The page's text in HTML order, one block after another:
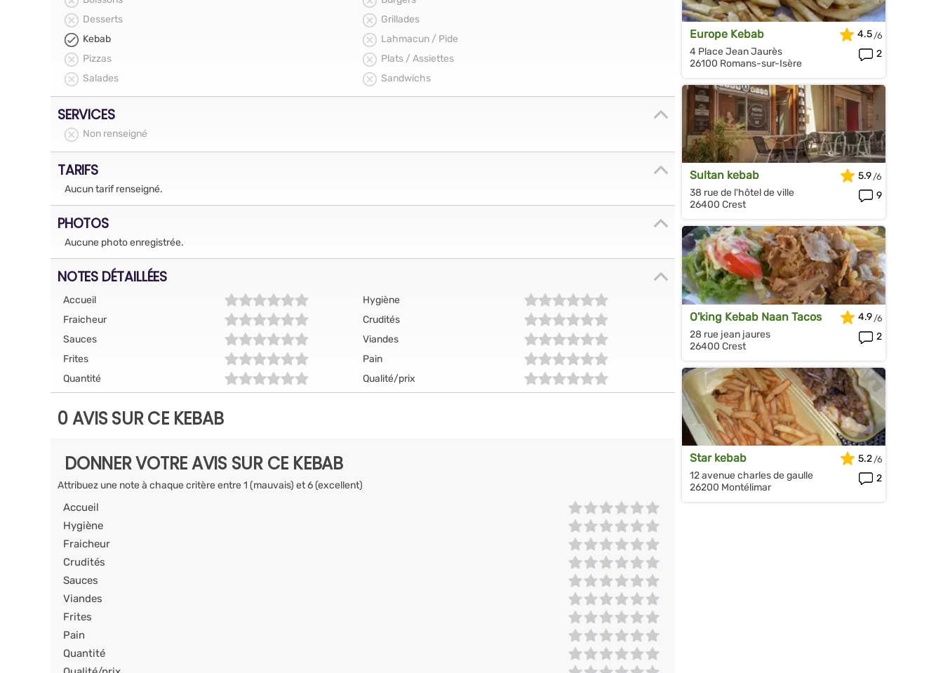
Desserts
Grillades
Kebab
Lahmacun / Pide
Pizzas
Plats / Assiettes
Salades
Sandwichs
SERVICES
Non renseigné
TARIFS
Aucun tarif renseigné.
PHOTOS
Aucune photo enregistrée.
NOTES DÉTAILLÉES
Accueil
Hygiène
Fraicheur
Crudités
Sauces
Viandes
Frites
Pain
Quantité
Qualité/prix
0 AVIS SUR CE KEBAB
DONNER VOTRE AVIS SUR CE KEBAB
Attribuez une note à chaque critère entre 1 (mauvais) et 6 (excellent)
Accueil
Hygiène
Fraicheur
Crudités
Sauces
Viandes
Frites
Pain
Quantité
Europe Kebab
4 Place Jean Jaurès
26100 Romans-sur-Isère
4.5
2
Sultan kebab
38 rue de l'hôtel de ville
26400 Crest
5.9
9
O'king Kebab Naan Tacos
28 rue jean jaures
26400 Crest
4.9
2
Star kebab
12 avenue charles de gaulle
26200 Montélimar
5.2
2